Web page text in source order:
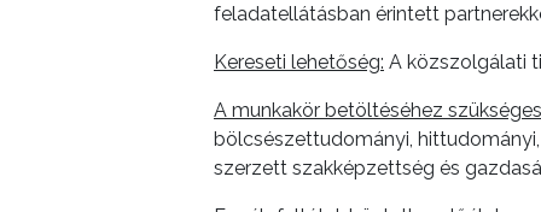
PÉNZÜGYEI
feladatellátásban érintett
Kereseti lehetőség: A közszolgálati
A munkakör betöltéséhez
bölcsészettudományi,
szerzett szakképzettség és